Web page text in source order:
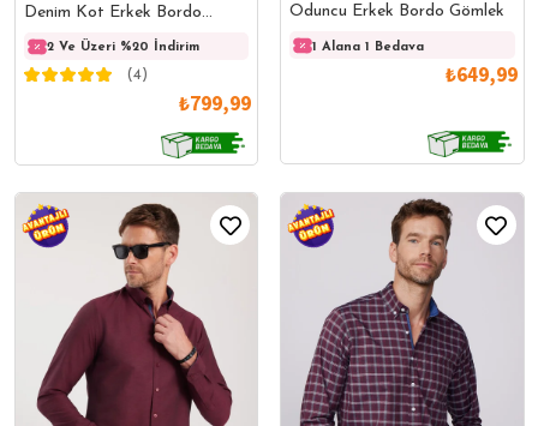
Denim Kot Erkek Bordo
Gömlek
2 Ve Üzeri %20 İndirim 2 Ve Üzeri %20 İndirim
(4)
₺799,99
Oduncu Erkek Bordo Gömlek
1 Alana 1 Bedava
₺649,99